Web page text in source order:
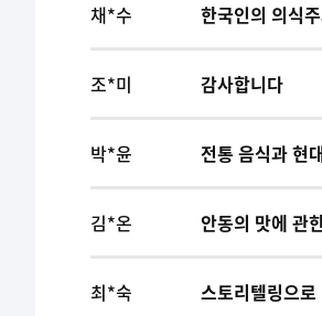
채*수 한국인의 의식
조*미 감사합니다
박*윤 전통 음식과 현
김*온 안동의 맛에 관
최*숙 스토리텔링으